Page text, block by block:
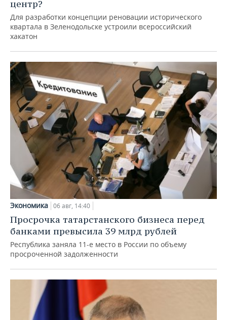
центр?
Для разработки концепции реновации исторического
квартала в Зеленодольске устроили всероссийский
хакатон
Экономика 06 авг, 14:40
Просрочка татарстанского бизнеса перед
банками превысила 39 млрд рублей
Республика заняла 11-е место в России по объему
просроченной задолженности